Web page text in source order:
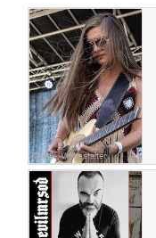
Quelle: Veranstalter